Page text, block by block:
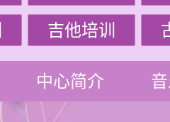
吉他培训
中心简介